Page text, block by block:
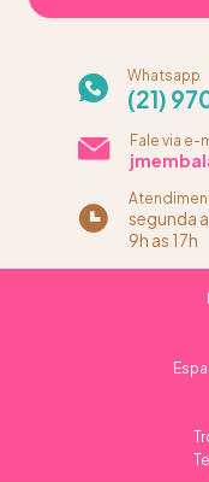
Whatsapp
(21)
Fale via e-
segunda
9h as 17h